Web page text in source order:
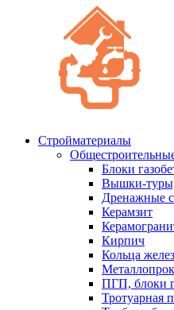
Стройматериалы
Блоки
Вышки-туры,
Дренажные
Керамзит
Кирпич
Кольца
ПГП, блоки
Тротуарная